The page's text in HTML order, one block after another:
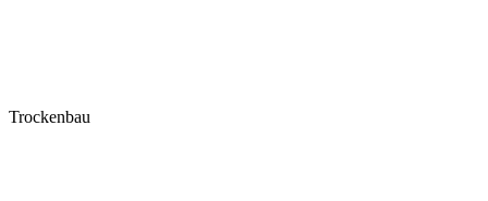
Trockenbau